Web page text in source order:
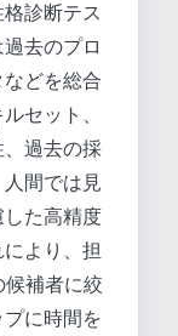
診断テス
去のプロ
どを総合
セット、
過去の採
間では見
た高精度
より、担
補者に絞
に時間を